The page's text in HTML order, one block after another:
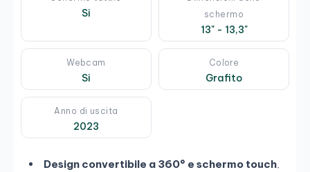
Si
schermo
13" - 13,3"
Webcam
Si
Colore
Grafito
Anno di uscita
2023
Design convertibile a 360° e schermo touch,